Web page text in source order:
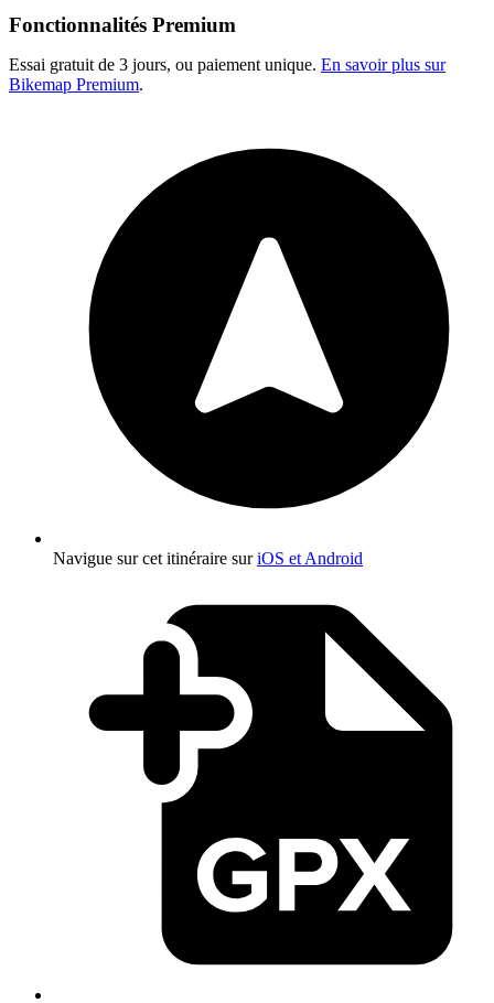
Fonctionnalités Premium
Essai gratuit de 3 jours, ou paiement unique. En savoir plus sur
Bikemap Premium.
Navigue sur cet itinéraire suriOS et Android